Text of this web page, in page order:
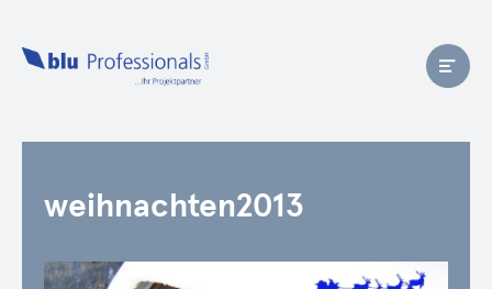
weihnachten2013